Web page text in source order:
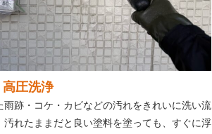
圧洗浄
雨跡・コケ・カビなどの汚れをきれいに洗い流
汚れたままだと良い塗料を塗っても、すぐに浮